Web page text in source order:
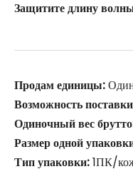
Защитите длину
Продам единицы:
Возможность
Одиночный вес
Размер одной
Тип упаковки:1ПК/